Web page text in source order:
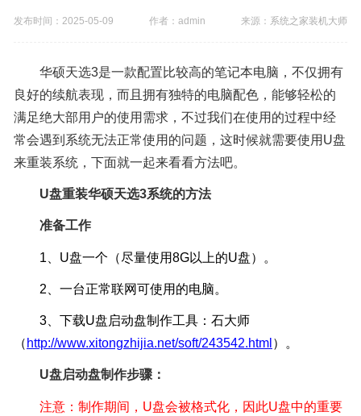
发布时间：2025-05-09 作者：admin 来源： 系统之家装机大师
华硕天选3是一款配置比较高的笔记本电脑，不仅拥有
良好的续航表现，而且拥有独特的电脑配色，能够轻松的
满足绝大部用户的使用需求，不过我们在使用的过程中经
常会遇到系统无法正常使用的问题，这时候就需要使用U盘
来重装系统，下面就一起来看看方法吧。
U盘重装华硕天选3系统的方法
准备工作
1、U盘一个（尽量使用8G以上的U盘）。
2、一台正常联网可使用的电脑。
3、下载U盘启动盘制作工具：石大师
（ http://www.xitongzhijia.net/soft/243542.html ）。
U盘启动盘制作步骤：
注意：制作期间，U盘会被格式化，因此U盘中的重要